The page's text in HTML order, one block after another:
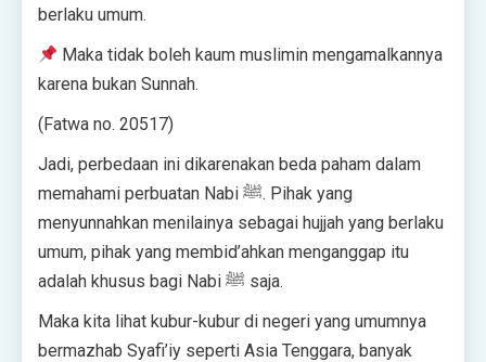
berlaku umum.
Maka tidak boleh kaum muslimin mengamalkannya
karena bukan Sunnah.
(Fatwa no. 20517)
Jadi, perbedaan ini dikarenakan beda paham dalam
memahami perbuatan Nabi ﷺ. Pihak yang
menyunnahkan menilainya sebagai hujjah yang berlaku
umum, pihak yang membid’ahkan menganggap itu
adalah khusus bagi Nabi ﷺ saja.
Maka kita lihat kubur-kubur di negeri yang umumnya
bermazhab Syafi’iy seperti Asia Tenggara, banyak